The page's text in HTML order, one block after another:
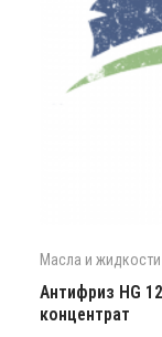
Масла и жидкости
Антифриз HG
концентрат